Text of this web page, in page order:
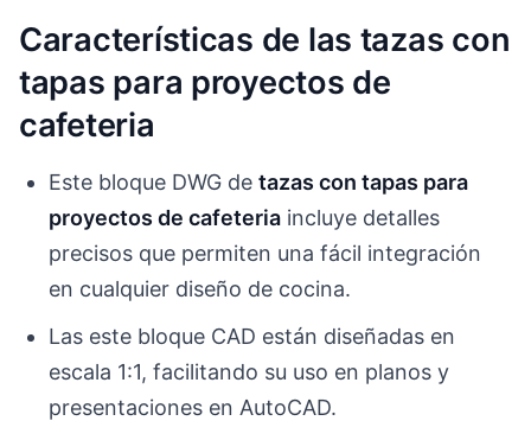
Características de las tazas con
tapas para proyectos de
cafeteria
Este bloque DWG detazas con tapas para
proyectos de cafeteria incluye detalles
precisos que permiten una fácil integración
en cualquier diseño de cocina.
Las este bloque CAD están diseñadas en
escala 1:1, facilitando su uso en planos y
presentaciones en AutoCAD.